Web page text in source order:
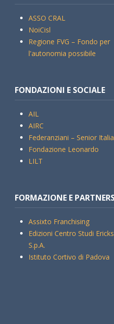
ASSO CRAL
NoiCisl
Regione FVG – Fondo per
l'autonomia possibile
FONDAZIONI E SOCIALE
AIL
AIRC
Federanziani – Senior Italia
Fondazione Leonardo
LILT
FORMAZIONE E
Assixto Franchising
Edizioni Centro Studi
S.p.A.
Istituto Cortivo di Padova